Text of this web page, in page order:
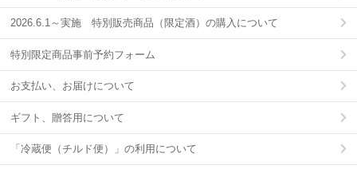
2026.6.1～実施 特別販売商品（限定酒）の購入について
特別限定商品事前予約フォーム
お支払い、お届けについて
ギフト、贈答用について
「冷蔵便（チルド便）」の利用について